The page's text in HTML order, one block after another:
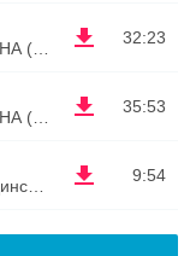
32:23
35:53
9:54